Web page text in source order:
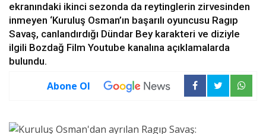
ekranındaki ikinci sezonda da reytinglerin zirvesinden
inmeyen ‘Kuruluş Osman’ın başarılı oyuncusu Ragıp
Savaş, canlandırdığı Dündar Bey karakteri ve diziyle
ilgili Bozdağ Film Youtube kanalına açıklamalarda
bulundu.
Abone Ol